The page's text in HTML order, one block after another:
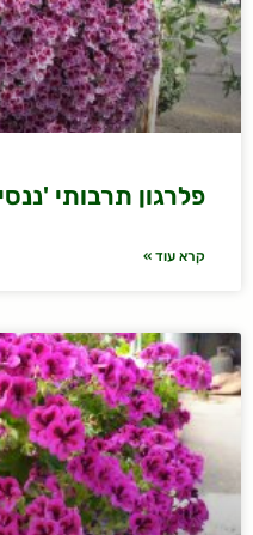
פלרגון תרבותי
קרא עוד »